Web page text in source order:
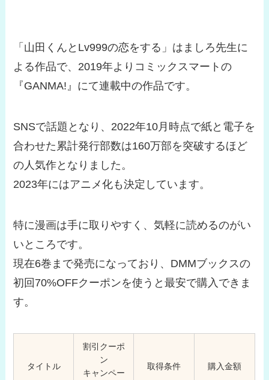
「山田くんとLv999の恋をする」はましろ先生に
よる作品で、2019年よりコミックスマートの
『GANMA!』にて連載中の作品です。
SNSで話題となり、2022年10月時点で紙と電子を
合わせた累計発行部数は160万部を突破するほど
の人気作となりました。
2023年にはアニメ化も決定しています。
特に漫画は手に取りやすく、気軽に読めるのがい
いところです。
現在6巻まで発売になっており、DMMブックスの
初回70%OFFクーポンを使うと最安で購入できま
す。
タイトル
割引クーポ
ン
キャンペー
取得条件 購入金額